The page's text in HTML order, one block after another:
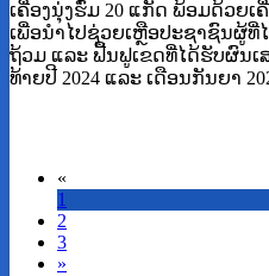
ເຄື່ອງນຸ່ງຮົ່ມ 20 ແກັດ ພ້ອມດ້ວຍ
ເພື່ອນໍາໄປຊ່ວຍເຫຼືອປະຊາຊົນຜູ້
ຖ້ວມ ແລະ ຟື້ນຟູເຂດທີ່ໄດ້ຮັບຜົນ
ທ້າຍປີ 2024 ແລະ ເດືອນກັນຍາ
«
1
2
3
»